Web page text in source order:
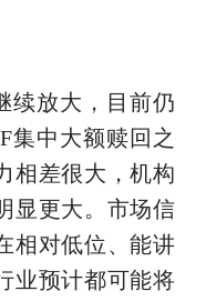
续放大，目前仍
集中大额赎回之
相差很大，机构
显更大。市场信
相对低位、能讲
业预计都可能将